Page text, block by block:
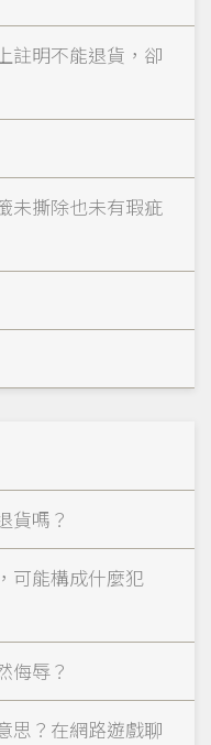
註明不能退貨，卻
未撕除也未有瑕疵
貨嗎？
可能構成什麼犯
侮辱？
思？在網路遊戲聊